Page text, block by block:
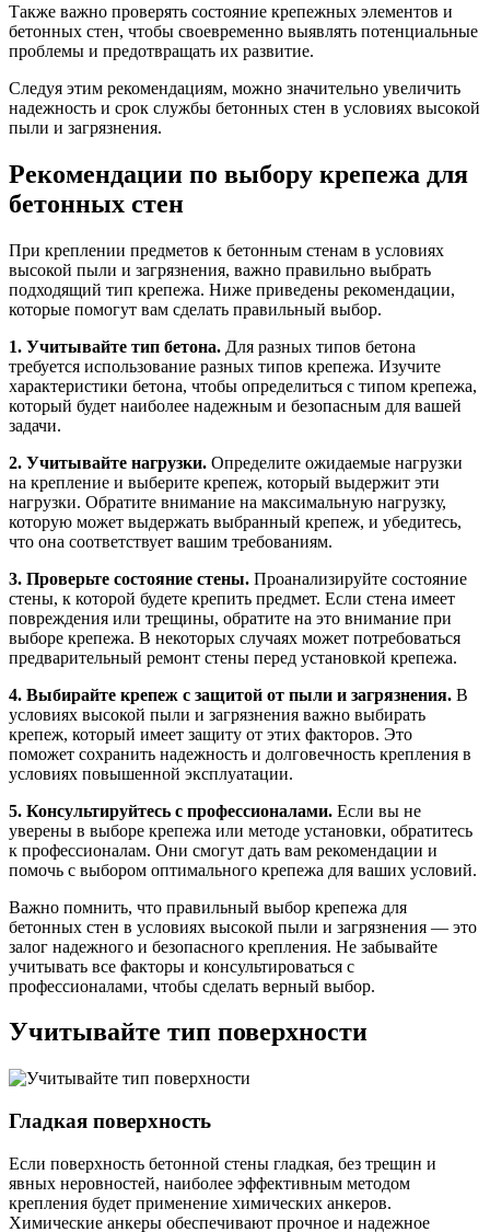
Также важно проверять состояние крепежных элементов и
бетонных стен, чтобы своевременно выявлять потенциальные
проблемы и предотвращать их развитие.
Следуя этим рекомендациям, можно значительно увеличить
надежность и срок службы бетонных стен в условиях высокой
пыли и загрязнения.
Рекомендации по выбору крепежа для
бетонных стен
При креплении предметов к бетонным стенам в условиях
высокой пыли и загрязнения, важно правильно выбрать
подходящий тип крепежа. Ниже приведены рекомендации,
которые помогут вам сделать правильный выбор.
1. Учитывайте тип бетона. Для разных типов бетона
требуется использование разных типов крепежа. Изучите
характеристики бетона, чтобы определиться с типом крепежа,
который будет наиболее надежным и безопасным для вашей
задачи.
2. Учитывайте нагрузки. Определите ожидаемые нагрузки
на крепление и выберите крепеж, который выдержит эти
нагрузки. Обратите внимание на максимальную нагрузку,
которую может выдержать выбранный крепеж, и убедитесь,
что она соответствует вашим требованиям.
3. Проверьте состояние стены. Проанализируйте состояние
стены, к которой будете крепить предмет. Если стена имеет
повреждения или трещины, обратите на это внимание при
выборе крепежа. В некоторых случаях может потребоваться
предварительный ремонт стены перед установкой крепежа.
4. Выбирайте крепеж с защитой от пыли и загрязнения. В
условиях высокой пыли и загрязнения важно выбирать
крепеж, который имеет защиту от этих факторов. Это
поможет сохранить надежность и долговечность крепления в
условиях повышенной эксплуатации.
5. Консультируйтесь с профессионалами. Если вы не
уверены в выборе крепежа или методе установки, обратитесь
к профессионалам. Они смогут дать вам рекомендации и
помочь с выбором оптимального крепежа для ваших условий.
Важно помнить, что правильный выбор крепежа для
бетонных стен в условиях высокой пыли и загрязнения — это
залог надежного и безопасного крепления. Не забывайте
учитывать все факторы и консультироваться с
профессионалами, чтобы сделать верный выбор.
Учитывайте тип поверхности
Гладкая поверхность
Если поверхность бетонной стены гладкая, без трещин и
явных неровностей, наиболее эффективным методом
крепления будет применение химических анкеров.
Химические анкеры обеспечивают прочное и надежное